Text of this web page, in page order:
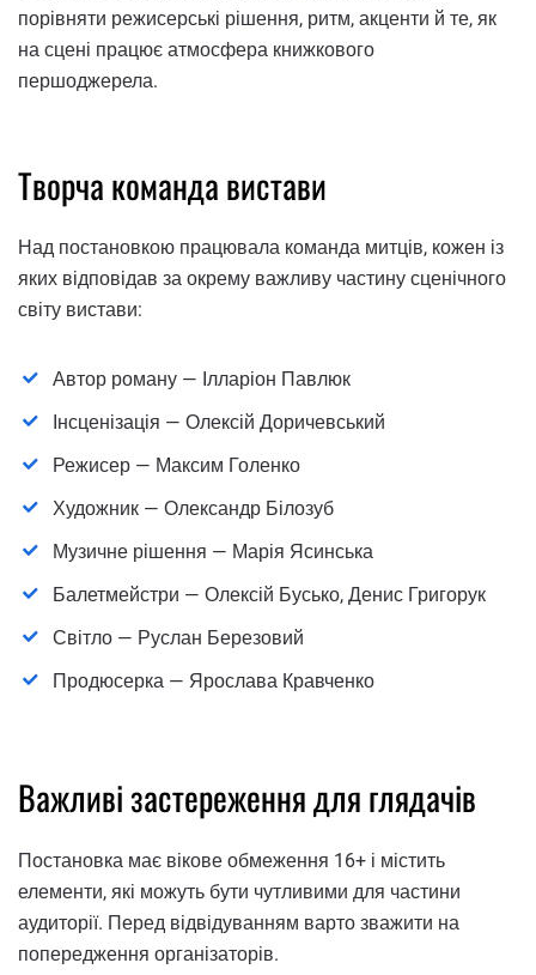
порівняти режисерські рішення, ритм, акценти й те, як
на сцені працює атмосфера книжкового
першоджерела.
Творча команда вистави
Над постановкою працювала команда митців, кожен із
яких відповідав за окрему важливу частину сценічного
світу вистави:
Автор роману — Ілларіон Павлюк
Інсценізація — Олексій Доричевський
Режисер — Максим Голенко
Художник — Олександр Білозуб
Музичне рішення — Марія Ясинська
Балетмейстри — Олексій Бусько, Денис Григорук
Світло — Руслан Березовий
Продюсерка — Ярослава Кравченко
Важливі застереження для глядачів
Постановка має вікове обмеження 16+ і містить
елементи, які можуть бути чутливими для частини
аудиторії. Перед відвідуванням варто зважити на
попередження організаторів.